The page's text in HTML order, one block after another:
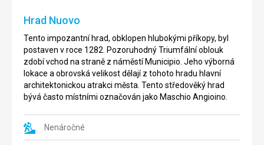
Hrad Nuovo
Tento impozantní hrad, obklopen hlubokými příkopy, byl
postaven v roce 1282. Pozoruhodný Triumfální oblouk
zdobí vchod na straně z náměstí Municipio. Jeho výborná
lokace a obrovská velikost dělají z tohoto hradu hlavní
architektonickou atrakci města. Tento středověký hrad
bývá často místními označován jako Maschio Angioino.
Nenáročné
klidné
místo.
Kromě
samotného
muzea
můžete
navštívit
kostely,
pozůstatky
měst,
velmi
vyhledávaných
také
významný
jihoitalský
přístav.